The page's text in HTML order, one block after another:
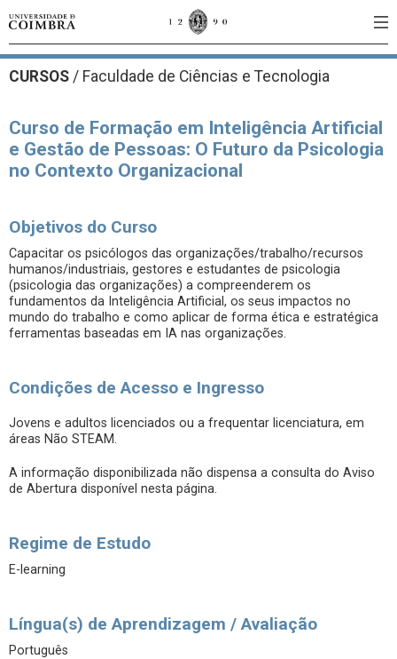
CURSOS / Faculdade de Ciências e Tecnologia
Curso de Formação em Inteligência Artificial
e Gestão de Pessoas: O Futuro da Psicologia
no Contexto Organizacional
Objetivos do Curso
Capacitar os psicólogos das organizações/trabalho/recursos
humanos/industriais, gestores e estudantes de psicologia
(psicologia das organizações) a compreenderem os
fundamentos da Inteligência Artificial, os seus impactos no
mundo do trabalho e como aplicar de forma ética e estratégica
ferramentas baseadas em IA nas organizações.
Condições de Acesso e Ingresso
Jovens e adultos licenciados ou a frequentar licenciatura, em
áreas Não STEAM.
A informação disponibilizada não dispensa a consulta do Aviso
de Abertura disponível nesta página.
Regime de Estudo
E-learning
Língua(s) de Aprendizagem / Avaliação
Português